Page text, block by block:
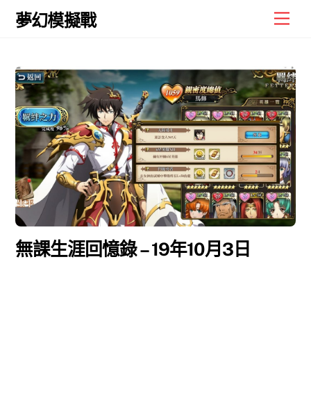
Skip
夢幻模擬戰
無課生涯回憶錄 – 19年10月3日